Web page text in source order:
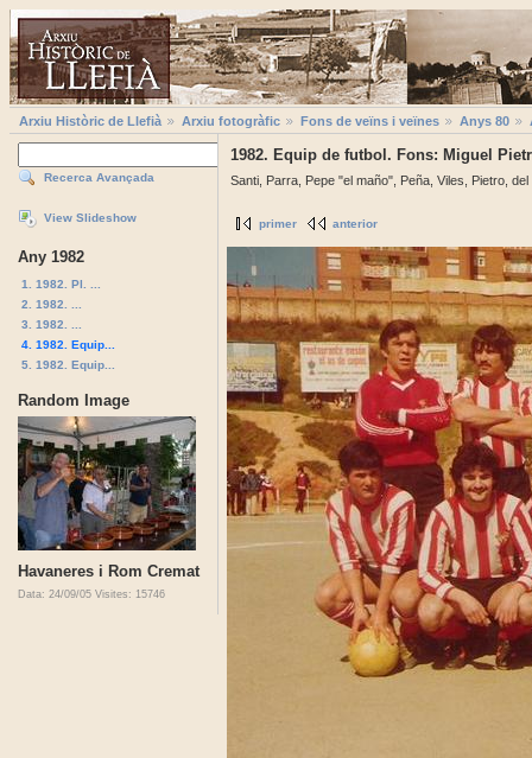
Arxiu Històric de Llefià Arxiu fotogràfic Fons de veïns i veïnes Anys 80
Recerca Avançada
View Slideshow
Any 1982
1. 1982. Pl. ...
2. 1982. ...
3. 1982. ...
4. 1982. Equip...
5. 1982. Equip...
Random Image
Havaneres i Rom Cremat
Data: 24/09/05 Visites: 15746
1982. Equip de futbol. Fons: Miguel
Santi, Parra, Pepe "el maño", Peña, Viles, Pietro,
primer anterior